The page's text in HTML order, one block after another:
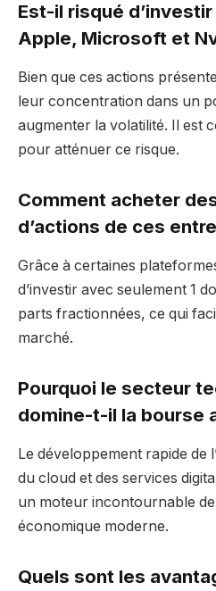
Est-il risqué
Apple, Microsoft et
Bien que ces actions
leur concentration dans un
augmenter la volatilité. Il est
pour atténuer ce risque.
Comment acheter
d’actions de ces
Grâce à certaines
d’investir avec seulement 1
parts fractionnées, ce qui
marché.
Pourquoi le secteur
domine-t-il la bourse
Le développement rapide de
du cloud et des services
un moteur incontournable
économique moderne.
Quels sont les